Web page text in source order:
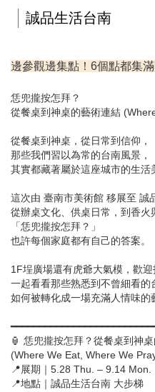
誠品生活台南
邊參觀邊集點！6個點都集
恁兜攏按怎拜？
從餐桌到神桌的藝術連結
從餐桌到神桌，從日常到信仰，
那些我們習以為常的台南風景，
其實都藏著屬於這座城市的生
這次由 臺南市美術館 移展至 誠
從辦桌文化、供桌日常，到香火
「恁兜攏按怎拜？」
也許每個家庭都有自己的答案。
1F埕廣場還有虎爺大氣模，歡
一起看看那些熟悉到不曾細看的
如何被轉化成一場充滿人情味的
🏮 恁兜攏按怎拜？從餐桌到神
(Where We Eat, Where We
📍展期｜5.28 Thu. – 9.14 Mon.
📍地點｜誠品生活台南 大步梯